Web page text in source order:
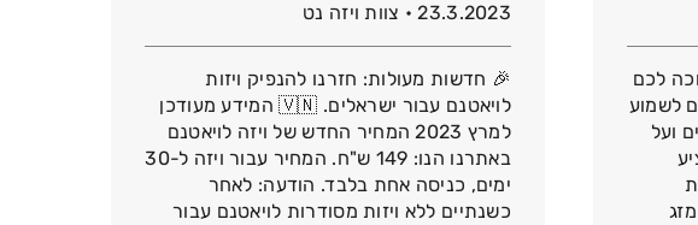
לכם
לשמוע
ועל
23.3.2023 • צוות ויזה נט
🎉 חדשות מעולות: חזרנו להנפיק ויזות
לויאטנם עבור ישראלים. 🇻🇳 המידע מעודכן
למרץ 2023 המחיר החדש של ויזה לויאטנם
באתרנו הנו: 149 ש"ח. המחיר עבור ויזה ל-30
ימים, כניסה אחת בלבד. הודעה: לאחר
כשנתיים ללא ויזות מסודרות לויאטנם עבור